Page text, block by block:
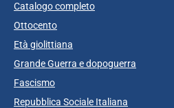
Catalogo completo
Ottocento
Età giolittiana
Grande Guerra e dopoguerra
Fascismo
Repubblica Sociale Italiana